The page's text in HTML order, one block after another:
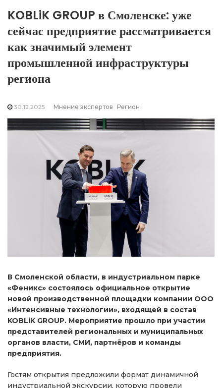
KOBLiK GROUP в Смоленске: уже
сейчас предприятие рассматривается
как значимый элемент
промышленной инфраструктуры
региона
30.12.2025 Мнение экспертов Регион
В Смоленской области, в индустриальном парке
«Феникс» состоялось официальное открытие
новой производственной площадки компании ООО
«Интенсивные технологии», входящей в состав
KOBLiK GROUP. Мероприятие прошло при участии
представителей региональных и муниципальных
органов власти, СМИ, партнёров и команды
предприятия.
Гостям открытия предложили формат динамичной
индустриальной экскурсии, которую провели